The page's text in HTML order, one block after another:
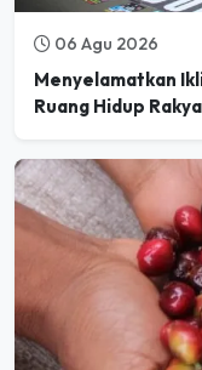
06 Agu 2026
Menyelamatkan
Ruang Hidup